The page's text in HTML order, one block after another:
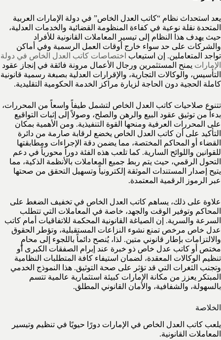
يعد استحداث نظام “كاتب العدل الخاص” في دولة الإمارات العربية
المتحدة نقلة نوعية في كفاءة المنظومة القضائية والخدمات العدلية،
حيث يهدف هذا النظام إلى تيسير المعاملات القانونية للأفراد
والشركات على حد سواء خارج أوقات العمل الرسمية وفي أماكن
تواجد المتعاملين. إن استيعاب اختصاصات كاتب العدل الخاص في دولة
الإمارات يمنح المستثمرين ورجال الأعمال مرونة فائقة في إنجاز عقود
التأسيس، والوكالات التجارية، والإقرارات العدلية بصبغة رسمية قانونية
كاملة الحجية دون الحاجة لزيارة مراكز الخدمة الحكومية التقليدية.
تتنوع صلاحيات كاتب العدل الخاص لتشمل طيفاً واسعاً من المحررات،
بدءاً من توثيق عقود البيع والرهن والصلح، وصولاً إلى إثبات التواقيع
على المحررات العرفية ومنحها القوة التنفيذية. ومن الأهمية بمكان
التأكيد على أن كاتب العدل الخاص يخضع لرقابة صارمة من دائرة
القضاء أو المحاكم المختصة، مما يضمن دقة الإجراءات ومطابقتها
للقوانين واللوائح السارية. كما تلعب هذه الفئة دوراً محورياً في دعم
التحول الرقمي، حيث يتم ربط جميع المعاملات بالأنظمة الذكية، مما
يتيح إصدار المستندات الموثقة إلكترونياً وتسهيل التحقق من صحتها
عبر الرموز الرقمية المعتمدة.
علاوة على ذلك، يساهم كاتب العدل الخاص في تخفيف الضغط على
المحاكم وتوفير الوقت والجهد، خاصة في المعاملات التي تتطلب
السرعة والسرية. إن الصياغة القانونية المحكمة للاتفاقيات أمام كاتب
عدل خاص مرخص تمنع نشوء النزاعات المستقبلية، وتؤطر الحقوق
والالتزامات بإطار قانوني متين. لذا، يُنصح دائماً باللجوء إلى محامٍ
مختص أو كاتب عدل خاص ذو خبرة عند إبرام الصفقات الكبرى أو
تنظيم الوكالات المعقدة، لضمان استيفاء كافة المتطلبات النظامية
وتجنب الثغرات التي قد تؤثر على صحة التوثيق. هذا النموذج الخدمي
المبتكر يعزز من مكانة الإمارات كبيئة استثمارية عالمية تتسم
بالسهولة، والشفافية، والأمان القانوني المطلق.
الخلاصة
يلعب كاتب العدل الخاص في الإمارات دورًا حيويًا في تنظيم وتيسير
المعاملات القانونية.